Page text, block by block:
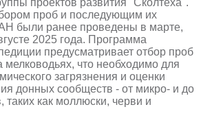
проб и последующим их
были ранее проведены в марте,
2025 года. Программа
предусматривает отбор проб
мелководьях, что необходимо для
загрязнения и оценки
донных сообществ - от микро- и до
таких как моллюски, черви и